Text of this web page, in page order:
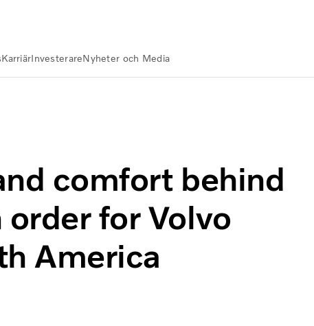
KarriärInvesterareNyheter och Media
comfort behind
for Volvo
America